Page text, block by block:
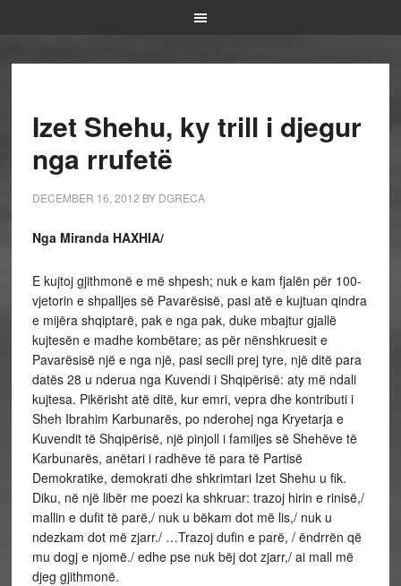
Izet Shehu, ky trill i djegur
nga rrufetë
DECEMBER 16, 2012 BY DGRECA
Nga Miranda HAXHIA/
E kujtoj gjithmonë e më shpesh; nuk e kam fjalën për 100-
vjetorin e shpalljes së Pavarësisë, pasi atë e kujtuan qindra
e mijëra shqiptarë, pak e nga pak, duke mbajtur gjallë
kujtesën e madhe kombëtare; as për nënshkruesit e
Pavarësisë një e nga një, pasi secili prej tyre, një ditë para
datës 28 u nderua nga Kuvendi i Shqipërisë: aty më ndali
kujtesa. Pikërisht atë ditë, kur emri, vepra dhe kontributi i
Sheh Ibrahim Karbunarës, po nderohej nga Kryetarja e
Kuvendit të Shqipërisë, një pinjoll i familjes së Shehëve të
Karbunarës, anëtari i radhëve të para të Partisë
Demokratike, demokrati dhe shkrimtari Izet Shehu u fik.
Diku, në një libër me poezi ka shkruar: trazoj hirin e rinisë,/
mallin e dufit të parë,/ nuk u bëkam dot më lis,/ nuk u
ndezkam dot më zjarr./ …Trazoj dufin e parë, / ëndrrën që
mu dogj e njomë./ edhe pse nuk bëj dot zjarr,/ ai mall më
djeg gjithmonë.